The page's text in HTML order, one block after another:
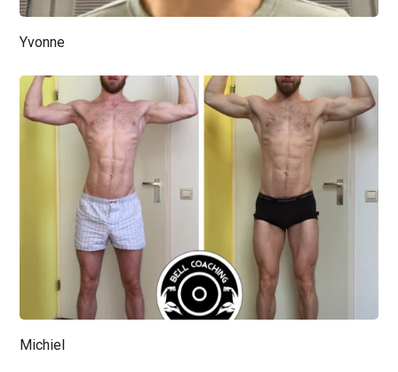
Yvonne
Michiel